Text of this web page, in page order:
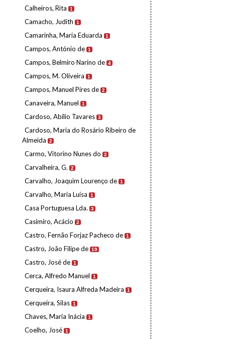
Calheiros, Rita 1
Camacho, Judith 1
Camarinha, Maria Eduarda 1
Campos, António de 1
Campos, Belmiro Narino de 4
Campos, M. Oliveira 1
Campos, Manuel Pires de 2
Canaveira, Manuel 1
Cardoso, Abílio Tavares 3
Cardoso, Maria do Rosário Ribeiro de
Almeida
2
Carmo, Vitorino Nunes do 2
Carvalheira, G. 2
Carvalho, Joaquim Lourenço de 1
Carvalho, Maria Luísa 1
Casa Portuguesa Lda. 3
Casimiro, Acácio 2
Castro, Fernão Forjaz Pacheco de 1
Castro, João Filipe de 19
Castro, José de 1
Cerca, Alfredo Manuel 1
Cerqueira, Isaura Alfreda Madeira 1
Cerqueira, Silas 1
Chaves, Maria Inácia 1
Coelho, José 1